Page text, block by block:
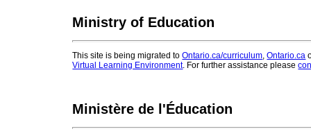
Ministry of Education
This site is being migrated toOntario.ca/curriculum ,Ontario.ca
Virtual Learning Environment. For further assistance please
Ministère de l'Éducation